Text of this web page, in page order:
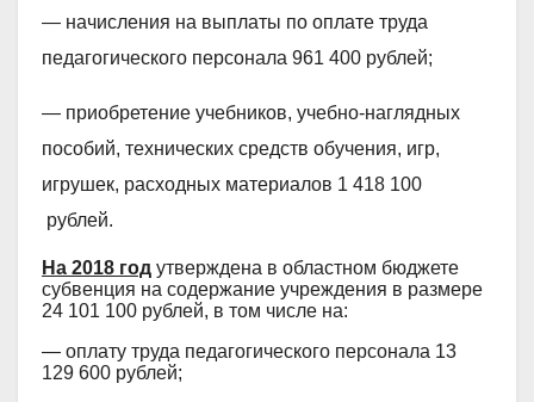
— начисления на выплаты по оплате труда
педагогического персонала 961 400 рублей;
— приобретение учебников, учебно-наглядных
пособий, технических средств обучения, игр,
игрушек, расходных материалов 1 418 100
рублей.
На 2018 год утверждена в областном бюджете
субвенция на содержание учреждения в размере
24 101 100 рублей, в том числе на:
— оплату труда педагогического персонала 13
129 600 рублей;